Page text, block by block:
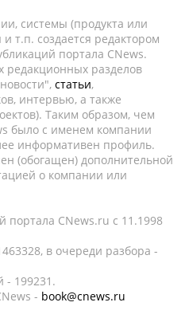
системы (продукта или
т.п. создается редактором
портала CNews.
редакционных разделов
статьи,
интервью, а также
Таким образом, чем
было с именем компании
информативен профиль.
(обогащен) дополнительной
о компании или
портала CNews.ru c 11.1998
в очереди разбора -
- 199231.
- book@cnews.ru